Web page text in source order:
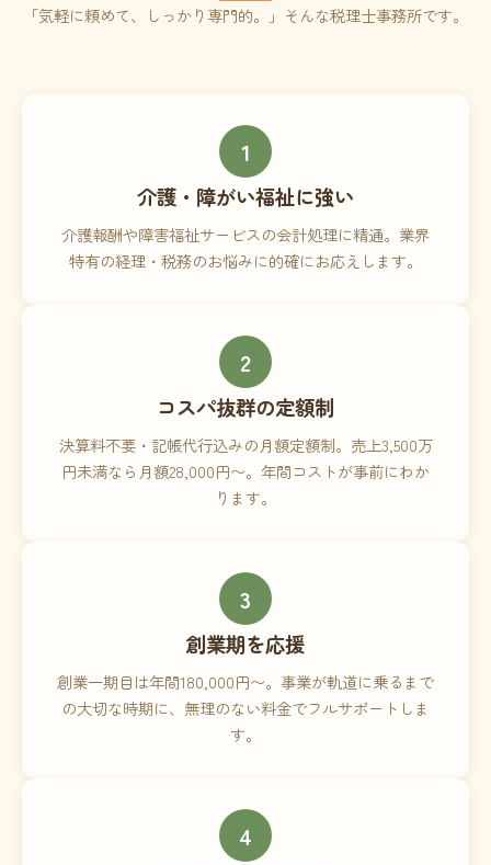
「気軽に頼めて、しっかり専門的。」そんな税理士事務所です。
1
介護・障がい福祉に強い
介護報酬や障害福祉サービスの会計処理に精通。業界
特有の経理・税務のお悩みに的確にお応えします。
2
コスパ抜群の定額制
決算料不要・記帳代行込みの月額定額制。売上3,500万
円未満なら月額28,000円〜。年間コストが事前にわか
ります。
3
創業期を応援
創業一期目は年間180,000円〜。事業が軌道に乗るまで
の大切な時期に、無理のない料金でフルサポートしま
す。
4